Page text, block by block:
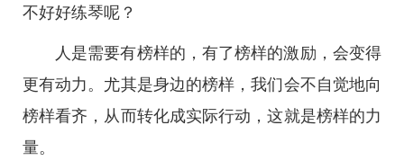
不好好练琴呢？
人是需要有榜样的，有了榜样的激励，会变得
更有动力。尤其是身边的榜样，我们会不自觉地向
榜样看齐，从而转化成实际行动，这就是榜样的力
量。